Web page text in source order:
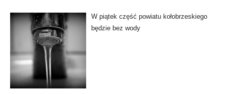
W piątek część powiatu kołobrzeskiego
będzie bez wody